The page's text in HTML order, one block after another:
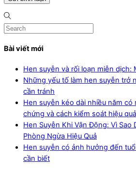
Bài viết mới
Hen suyễn và rối loạn miễn dịch:
Những yếu tố làm hen suyễn trở
cần tránh
Hen suyễn kéo dài nhiều năm có
chứng và cách kiểm soát hiệu quả
Hen Suyễn Khi Vận Động: Vì Sao
Phòng Ngừa Hiệu Quả
Hen suyễn có ảnh hưởng đến
cần biết